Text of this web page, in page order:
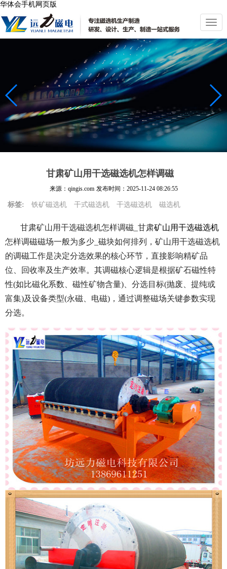
华体会手机网页版
切
换
导
航
甘肃矿山用干选磁选机怎样调磁
来源：qingis.com 发布时间： 2025-11-24 08:26:55
标签: 铁矿磁选机 干式磁选机 干选磁选机 磁选机
甘肃矿山用干选磁选机怎样调磁_甘肃矿山用干选磁选机
怎样调磁磁场一般为多少_磁块如何排列，矿山用干选磁选机
的调磁工作是决定分选效果的核心环节，直接影响精矿品
位、回收率及生产效率。其调磁核心逻辑是根据矿石磁性特
性(如比磁化系数、磁性矿物含量)、分选目标(抛废、提纯或
富集)及设备类型(永磁、电磁)，通过调整磁场关键参数实现
分选。